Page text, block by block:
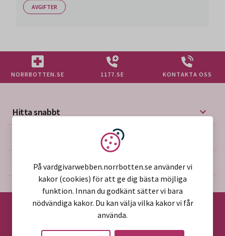
AVGIFTER
NORRBOTTEN.SE 1177.SE KONTAKTA OSS
Hitta snabbt
Mer på vårdgivarwebben
Om webbplatsen
Vi använder kakor
På vardgivarwebben.norrbotten.se använder vi
kakor (cookies) för att ge dig bästa möjliga
funktion. Innan du godkänt sätter vi bara
nödvändiga kakor. Du kan välja vilka kakor vi får
använda.